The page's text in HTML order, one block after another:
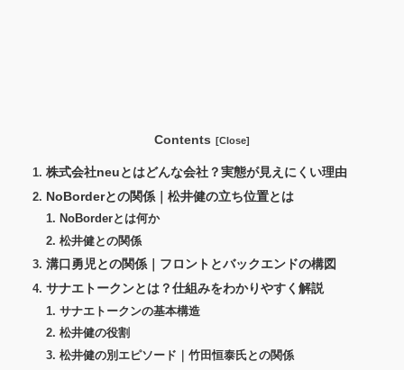
Contents
株式会社neuとはどんな会社？実態が見えにくい理由
NoBorderとの関係｜松井健の立ち位置とは
NoBorderとは何か
松井健との関係
溝口勇児との関係｜フロントとバックエンドの構図
サナエトークンとは？仕組みをわかりやすく解説
サナエトークンの基本構造
松井健の役割
松井健の別エピソード｜竹田恒泰氏との関係